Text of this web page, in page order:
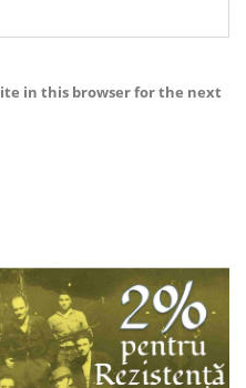
in this browser for the next